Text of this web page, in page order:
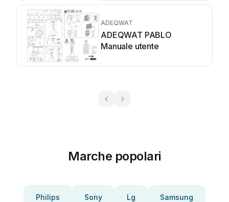
ADEQWAT
ADEQWAT PABLO
Manuale utente
Marche popolari
Philips Sony Lg Samsung